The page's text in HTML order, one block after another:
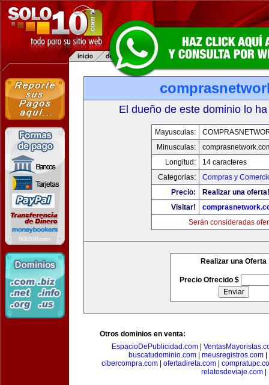
El dueño de este dominio lo
Mayusculas:
Minusculas:
Longitud:
14 caracteres
Categorias:
Compras y
Precio:
Realizar una oferta!
Visitar!
Serán consideradas
Realizar una Oferta
Precio Ofrecido $
Otros dominios en venta:
EspacioDePublicidad.com
buscatudominio.com| meusregistros.com|
cibercompra.com
ofertadireta.com
relatosdeviaje.com|